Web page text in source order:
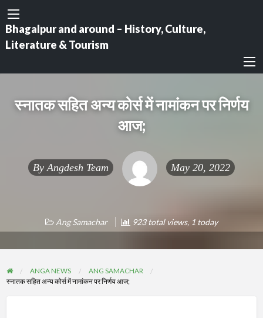
Bhagalpur and around – History, Culture,
Literature & Tourism
स्नातक सहित अन्य कोर्स में नामांकन पर निर्णय
आज;
By Angdesh Team May 20, 2022
Ang Samachar 923 total views, 1 today
ANGA NEWS
ANG SAMACHAR
स्नातक सहित अन्य कोर्स में नामांकन पर निर्णय आज;